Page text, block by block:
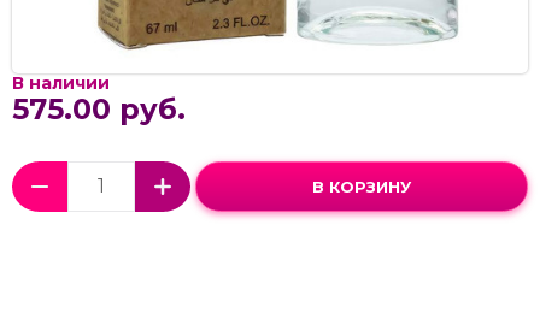
В наличии
575.00 руб.
В КОРЗИНУ